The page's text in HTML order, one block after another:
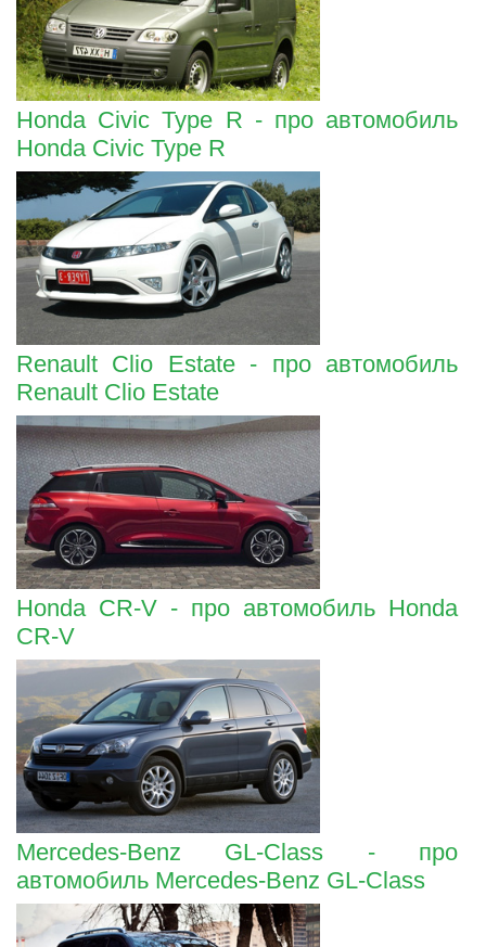
Honda Civic Type R - про автомобиль
Honda Civic Type R
Renault Clio Estate - про автомобиль
Renault Clio Estate
Honda CR-V - про автомобиль Honda
CR-V
Mercedes-Benz GL-Class - про
автомобиль Mercedes-Benz GL-Class